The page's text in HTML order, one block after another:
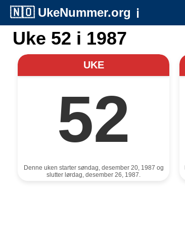
🇳🇴 UkeNummer.org ℹ️
Uke 52 i 1987
UKE
52
Denne uken starter søndag, desember 20, 1987 og
slutter lørdag, desember 26, 1987.